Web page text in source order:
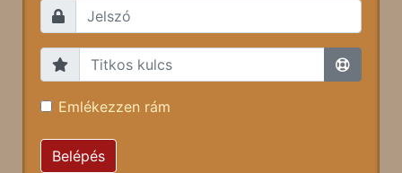
Emlékezzen rám
Belépés